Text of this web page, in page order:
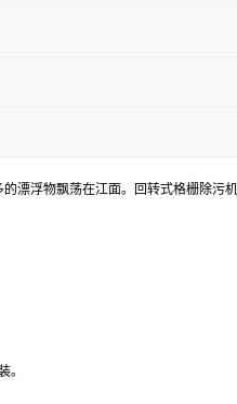
浮物飘荡在江面。回转式格栅除
。